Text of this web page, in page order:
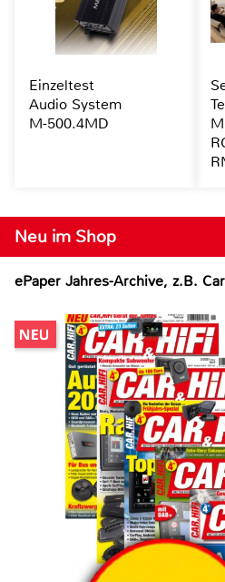
Neu im Shop
ePaper Jahres-Archive, z.B.
Einzeltest
Audio System
M-500.4MD